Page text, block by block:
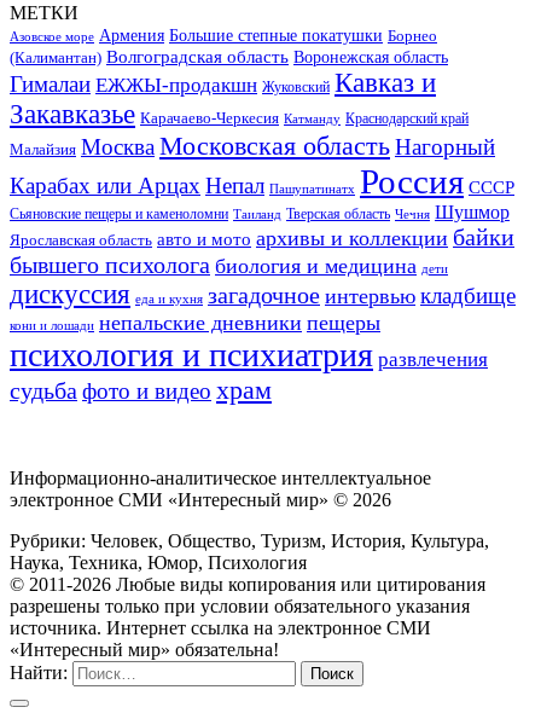
МЕТКИ
Азовское море Армения Большие степные покатушки Борнео
(Калимантан) Волгоградская область Воронежская область
Гималаи ЕЖЖЫ-продакшн Жуковский Кавказ и
Закавказье Карачаево-Черкесия Катманду Краснодарский край
Малайзия МоскваМосковская областьНагорный
Карабах или Арцах Непал Пашупатинатх Россия СССР
Сьяновские пещеры и каменоломни Таиланд Тверская область Чечня Шушмор
Ярославская область авто и мото архивы и коллекции байки
бывшего психолога биология и медицина дети
дискуссия еда и кухня загадочное интервью кладбище
кони и лошади непальские дневники пещеры
психология и психиатрия развлечения
судьба фото и видео храм
Информационно-аналитическое интеллектуальное
электронное СМИ «Интересный мир» © 2026
Рубрики: Человек, Общество, Туризм, История, Культура,
Наука, Техника, Юмор, Психология
© 2011-2026 Любые виды копирования или цитирования
разрешены только при условии обязательного указания
источника. Интернет ссылка на электронное СМИ
«Интересный мир» обязательна!
Найти: